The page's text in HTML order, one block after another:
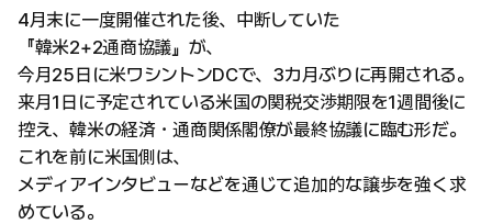
4月末に一度開催された後、中断していた
『韓米2+2通商協議』が、
今月25日に米ワシントンDCで、3カ月ぶりに再開される。
来月1日に予定されている米国の関税交渉期限を1週間後に
控え、韓米の経済・通商関係閣僚が最終協議に臨む形だ。
これを前に米国側は、
メディアインタビューなどを通じて追加的な譲歩を強く求
めている。